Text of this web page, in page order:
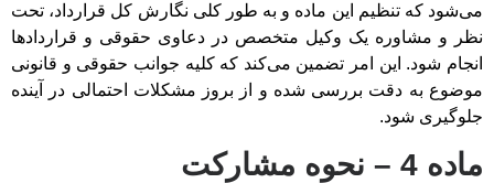
می‌شود که تنظیم این ماده و به طور کلی نگارش کل قرارداد، تحت
نظر و مشاوره یک وکیل متخصص در دعاوی حقوقی و قراردادها
انجام شود. این امر تضمین می‌کند که کلیه جوانب حقوقی و قانونی
موضوع به دقت بررسی شده و از بروز مشکلات احتمالی در آینده
جلوگیری شود.
ماده 4 – نحوه مشارکت